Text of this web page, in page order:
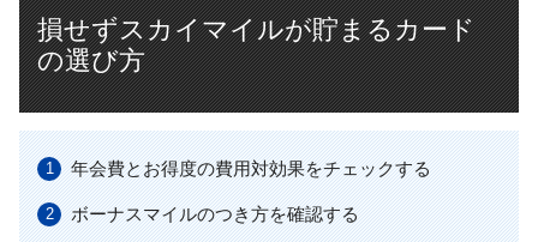
損せずスカイマイルが貯まるカード
の選び方
年会費とお得度の費用対効果をチェックする
ボーナスマイルのつき方を確認する